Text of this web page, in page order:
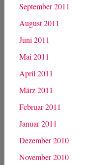
September 2011
August 2011
Juni 2011
Mai 2011
April 2011
März 2011
Februar 2011
Januar 2011
Dezember 2010
November 2010